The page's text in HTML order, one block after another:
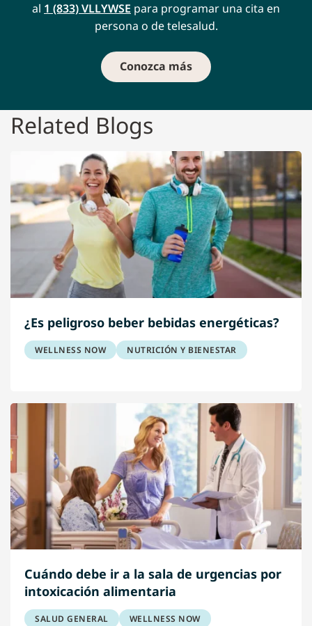
al 1 (833) VLLYWSE para programar una cita en
persona o de telesalud.
Conozca más
Related Blogs
¿Es peligroso beber bebidas energéticas?
WELLNESS NOW NUTRICIÓN Y BIENESTAR
Cuándo debe ir a la sala de urgencias por
intoxicación alimentaria
SALUD GENERAL
WELLNESS NOW